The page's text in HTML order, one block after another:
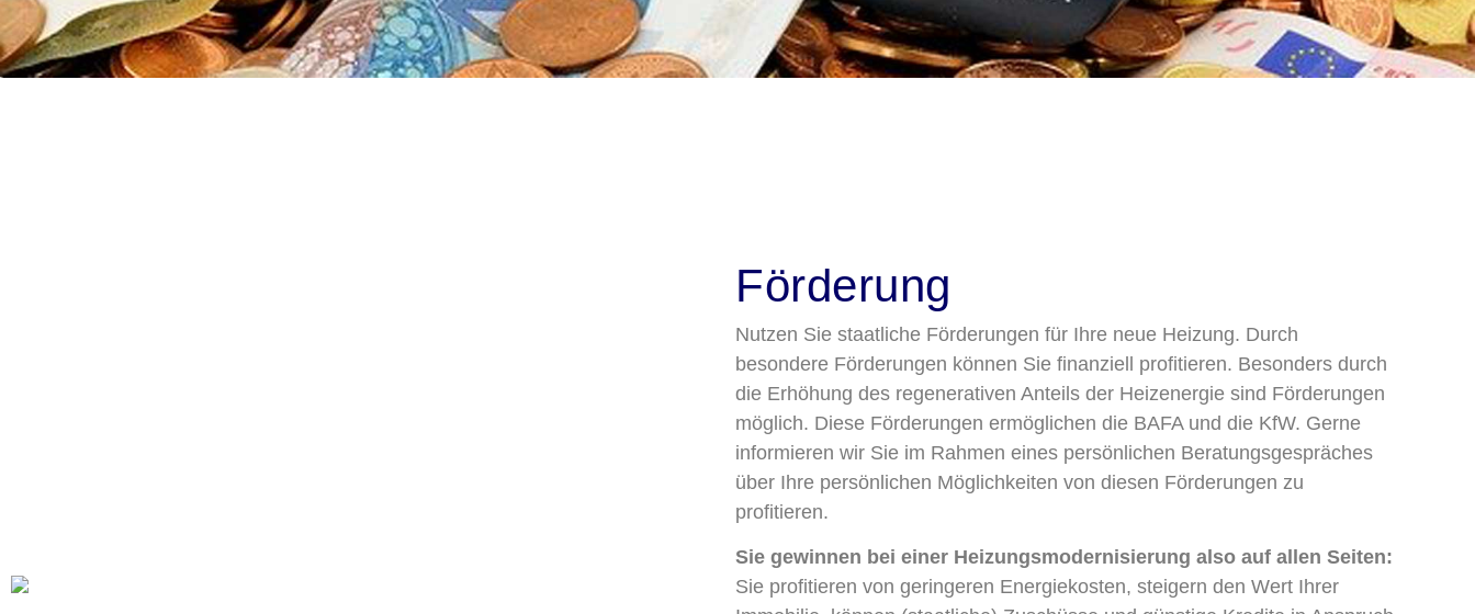
Förderung
Nutzen Sie staatliche Förderungen für Ihre neue Heizung. Durch
besondere Förderungen können Sie finanziell profitieren. Besonders durch
die Erhöhung des regenerativen Anteils der Heizenergie sind Förderungen
möglich. Diese Förderungen ermöglichen die BAFA und die KfW. Gerne
informieren wir Sie im Rahmen eines persönlichen Beratungsgespräches
über Ihre persönlichen Möglichkeiten von diesen Förderungen zu
profitieren.
Sie gewinnen bei einer Heizungsmodernisierung also auf allen Seiten:
Sie profitieren von geringeren Energiekosten, steigern den Wert Ihrer